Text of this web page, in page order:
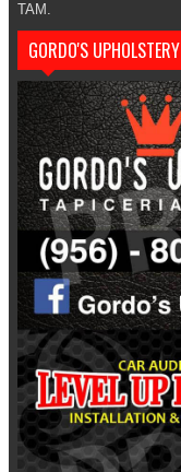
TAM.
GORDO'S UPHOLSTERY